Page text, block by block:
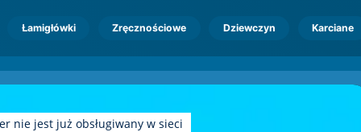
Łamigłówki Zręcznościowe Dziewczyn Karciane
nie jest już obsługiwany w sieci